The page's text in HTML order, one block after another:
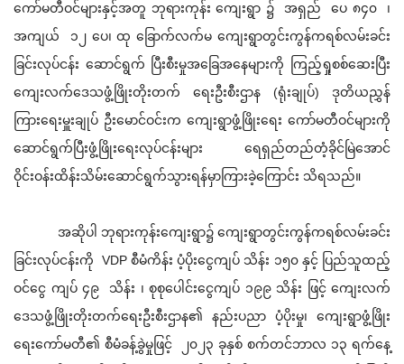
ကော်မတီဝင်များနှင့်အတူ ဘုရားကုန်း ကျေးရွာ ၌ အရှည် ပေ ၈၄၀ ၊
အကျယ် ၁၂ ပေ၊ ထု ခြောက်လက်မ ကျေးရွာတွင်းကွန်ကရစ်လမ်းခင်း
ခြင်းလုပ်ငန်း ဆောင်ရွက် ပြီးစီးမှုအ‌ခြေအနေများကို ကြည့်ရှုစစ်ဆေးပြီး
ကျေးလက်ဒေသဖွံ့ဖြိုးတိုးတက်‌ ရေးဦးစီးဌာန (ရုံးချုပ်) ဒုတိယညွှန်
ကြား‌ရေးမှူးချုပ် ဦးမောင်ဝင်းက ကျေးရွာဖွံ့ဖြိုးရေး ကော်မတီဝင်များကို
ဆောင်ရွက်ပြီးဖွံ့ဖြိုးရေးလုပ်ငန်းများ ရေရှည်တည်တံ့ခိုင်မြဲအောင်
ဝိုင်းဝန်းထိန်းသိမ်းဆောင်ရွက်သွားရန်မှာကြားခဲ့ကြောင်း သိရသည်။
အဆိုပါ ဘုရားကုန်းကျေးရွာ၌ ကျေးရွာတွင်းကွန်ကရစ်လမ်းခင်း
ခြင်းလုပ်ငန်းကို VDP စီမံကိန်း ပံ့ပိုးငွေကျပ် သိန်း ၁၅၀ နှင့် ပြည်သူထည့်
ဝင်ငွေ ကျပ် ၄၉ သိန်း ၊ စုစုပေါင်းငွေကျပ် ၁၉၉ သိန်း ဖြင့် ကျေးလက်
ဒေသဖွံ့ဖြိုးတိုးတက်ရေးဦးစီးဌာန၏ နည်းပညာ ပံ့ပိုးမှု၊ ကျေးရွာဖွံ့ဖြိုး
ရေးကော်မတီ၏ စီမံခန့်ခွဲမှုဖြင့် ၂၀၂၃ ခုနှစ် စက်တင်ဘာလ ၁၃ ရက်နေ့